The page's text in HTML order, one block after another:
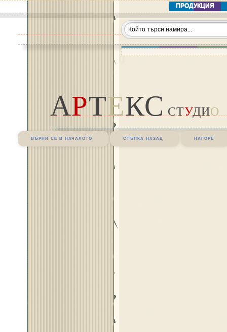
ПРОДУКЦИЯ
АРТЕКС СТУДИО
върни се в началото стъпка назад нагоре